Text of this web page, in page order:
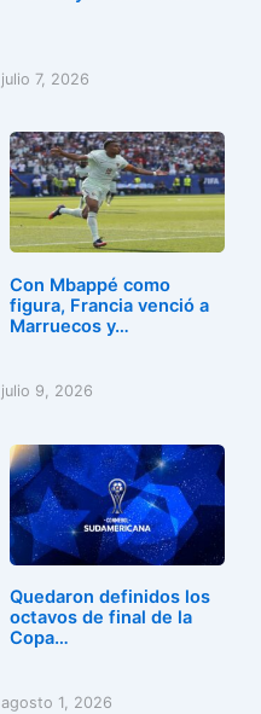
julio 7, 2026
Con Mbappé como
figura, Francia venció a
Marruecos y…
julio 9, 2026
Quedaron definidos los
octavos de final de la
Copa…
agosto 1, 2026